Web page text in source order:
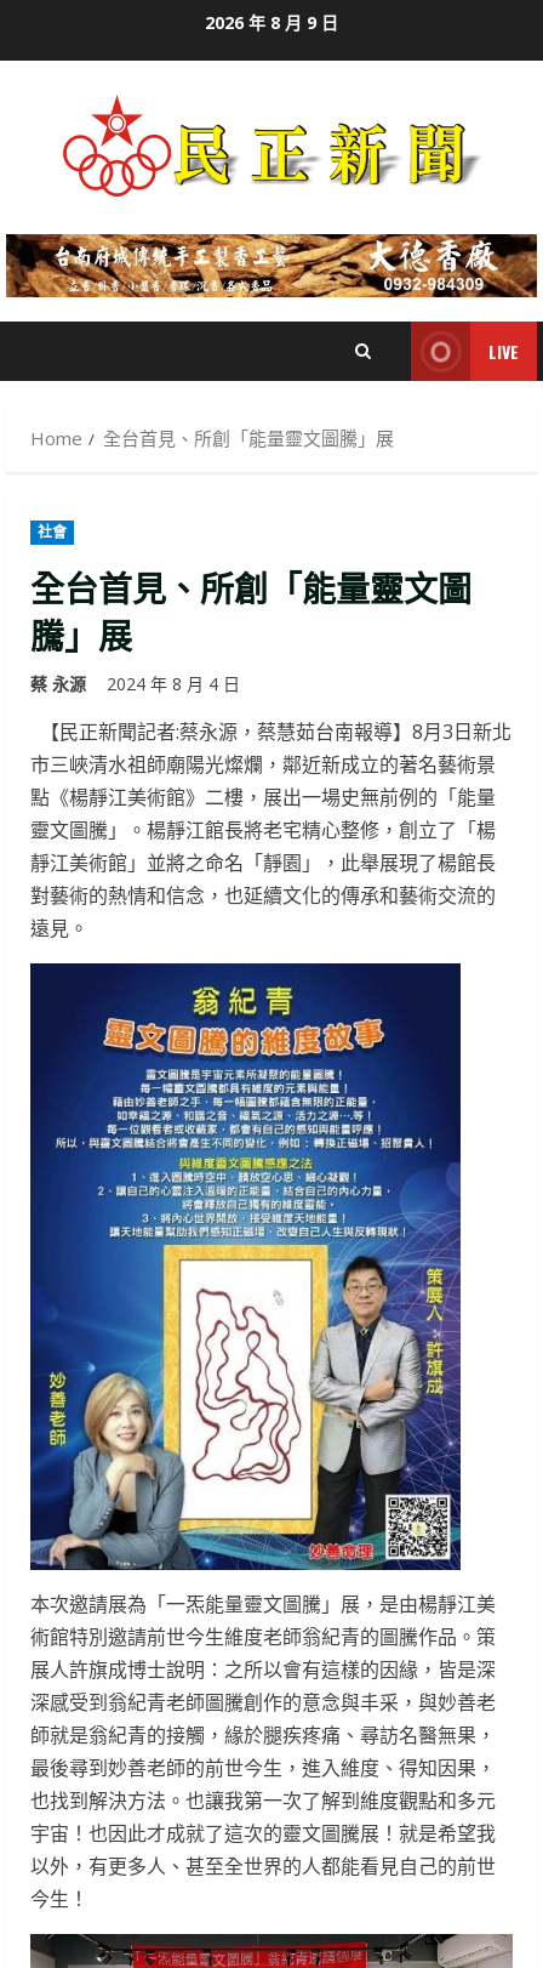
2026 年 8 月 9 日
LIVE
Home 全台首見、所創「能量靈文圖騰」展
社會
全台首見、所創「能量靈文圖
騰」展
蔡 永源 2024 年 8 月 4 日
【民正新聞記者:蔡永源，蔡慧茹台南報導】8月3日新北
市三峽清水祖師廟陽光燦爛，鄰近新成立的著名藝術景
點《楊靜江美術館》二樓，展出一場史無前例的「能量
靈文圖騰」。楊靜江館長將老宅精心整修，創立了「楊
靜江美術館」並將之命名「靜園」，此舉展現了楊館長
對藝術的熱情和信念，也延續文化的傳承和藝術交流的
遠見。
本次邀請展為「一炁能量靈文圖騰」展，是由楊靜江美
術館特別邀請前世今生維度老師翁紀青的圖騰作品。策
展人許旗成博士說明：之所以會有這樣的因緣，皆是深
深感受到翁紀青老師圖騰創作的意念與丰采，與妙善老
師就是翁紀青的接觸，緣於腿疾疼痛、尋訪名醫無果，
最後尋到妙善老師的前世今生，進入維度、得知因果，
也找到解決方法。也讓我第一次了解到維度觀點和多元
宇宙！也因此才成就了這次的靈文圖騰展！就是希望我
以外，有更多人、甚至全世界的人都能看見自己的前世
今生！